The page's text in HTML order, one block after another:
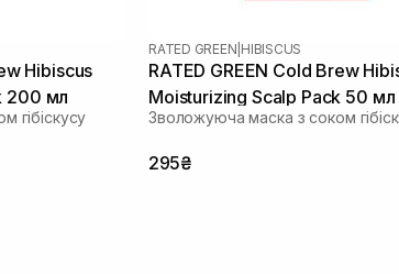
Hibiscus
200 мл
гібіскусу
RATED GREEN HIBISCUS
RATED GREEN Cold Brew
Moisturizing Scalp Pack 50 мл
Зволожуюча маска з соком
295₴